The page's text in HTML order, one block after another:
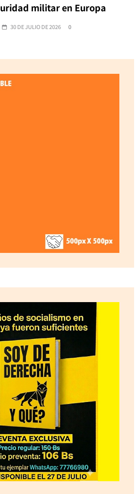
militar en Europa
30 DE JULIO DE 2026 0